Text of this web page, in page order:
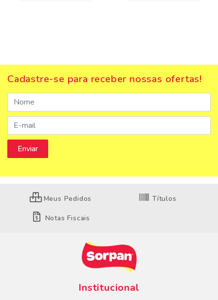
Cadastre-se para receber nossas ofertas!
Meus Pedidos Títulos
Notas Fiscais
Institucional